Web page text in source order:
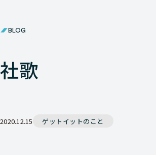
BLOG
社歌
2020.12.15 ゲットイットのこと